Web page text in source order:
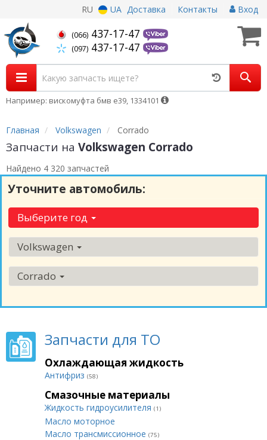
RU UA Доставка Контакты Вход
(066) 437-17-47
(097) 437-17-47
Например: вискомуфта бмв е39, 1334101
Главная Volkswagen Corrado
Запчасти на Volkswagen Corrado
Найдено 4 320 запчастей
Уточните автомобиль:
Выберите год
Volkswagen
Corrado
Запчасти для ТО
Охлаждающая жидкость
Антифриз (58)
Смазочные материалы
Жидкость гидроусилителя (1)
Масло моторное
Масло трансмиссионное (75)